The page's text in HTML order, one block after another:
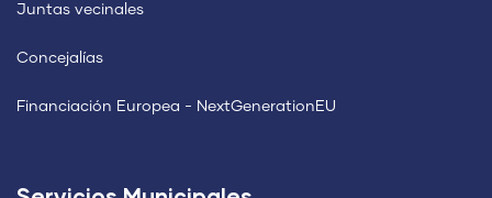
Juntas vecinales
Concejalías
Financiación Europea - NextGenerationEU